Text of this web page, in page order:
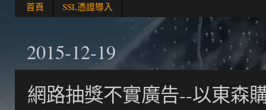
首頁 SSL憑證導入
2015-12-19
網路抽獎不實廣告--以東森